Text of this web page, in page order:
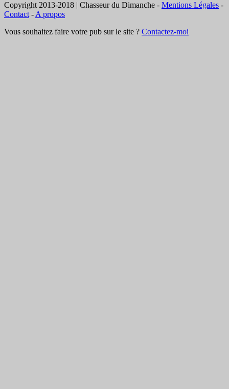
Copyright 2013-2018 | Chasseur du Dimanche - Mentions Légales -
Contact-A propos
Vous souhaitez faire votre pub sur le site ? Contactez-moi